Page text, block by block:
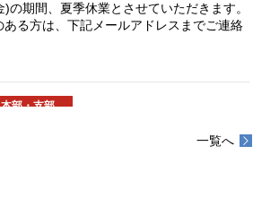
の期間、夏季休業とさせていただきます。
ある方は、下記メールアドレスまでご連絡
本部・支部
一覧へ